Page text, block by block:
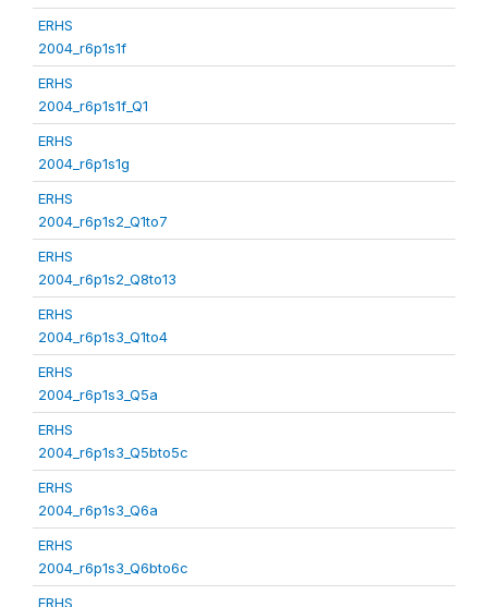
ERHS
2004_r6p1s1f
ERHS
2004_r6p1s1f_Q1
ERHS
2004_r6p1s1g
ERHS
2004_r6p1s2_Q1to7
ERHS
2004_r6p1s2_Q8to13
ERHS
2004_r6p1s3_Q1to4
ERHS
2004_r6p1s3_Q5a
ERHS
2004_r6p1s3_Q5bto5c
ERHS
2004_r6p1s3_Q6a
ERHS
2004_r6p1s3_Q6bto6c
ERHS